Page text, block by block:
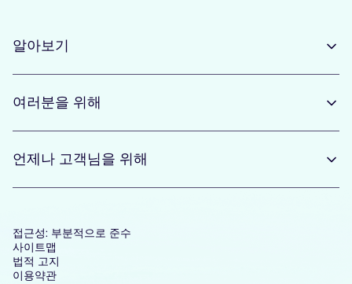
알아보기
여러분을 위해
언제나 고객님을 위해
접근성: 부분적으로 준수
사이트맵
법적 고지
이용약관